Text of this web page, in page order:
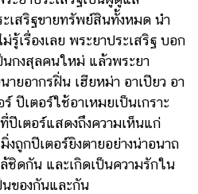
เสริฐขายทรัพย์สินทั้งหมด นำ
รู้เรื่องเลย พระยาประเสริฐ บอก
กงสุลคนใหม่ แล้วพระยา
ายอากรฝิ่น เฮียหม่า อาเปียว อา
ปีเตอร์ใช้อาเหมยเป็นเกราะ
ปีเตอร์แสดงถึงความเห็นแก่
ถูกปีเตอร์ยิงตายอย่างน่าอนาถ
ชิดกัน และเกิดเป็นความรักใน
ของกันและกัน